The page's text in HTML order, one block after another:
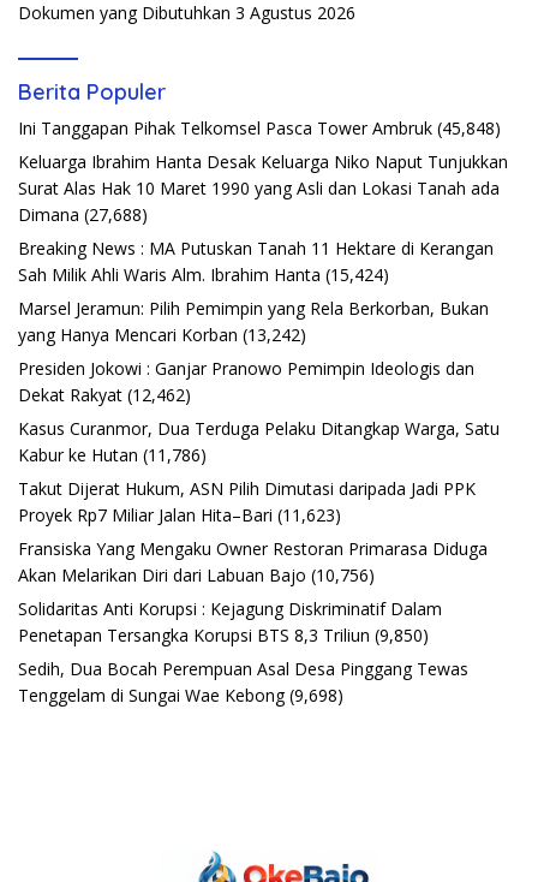
Dokumen yang Dibutuhkan 3 Agustus 2026
Berita Populer
Ini Tanggapan Pihak Telkomsel Pasca Tower Ambruk (45,848)
Keluarga Ibrahim Hanta Desak Keluarga Niko Naput Tunjukkan
Surat Alas Hak 10 Maret 1990 yang Asli dan Lokasi Tanah ada
Dimana (27,688)
Breaking News : MA Putuskan Tanah 11 Hektare di Kerangan
Sah Milik Ahli Waris Alm. Ibrahim Hanta (15,424)
Marsel Jeramun: Pilih Pemimpin yang Rela Berkorban, Bukan
yang Hanya Mencari Korban (13,242)
Presiden Jokowi : Ganjar Pranowo Pemimpin Ideologis dan
Dekat Rakyat (12,462)
Kasus Curanmor, Dua Terduga Pelaku Ditangkap Warga, Satu
Kabur ke Hutan (11,786)
Takut Dijerat Hukum, ASN Pilih Dimutasi daripada Jadi PPK
Proyek Rp7 Miliar Jalan Hita–Bari (11,623)
Fransiska Yang Mengaku Owner Restoran Primarasa Diduga
Akan Melarikan Diri dari Labuan Bajo (10,756)
Solidaritas Anti Korupsi : Kejagung Diskriminatif Dalam
Penetapan Tersangka Korupsi BTS 8,3 Triliun (9,850)
Sedih, Dua Bocah Perempuan Asal Desa Pinggang Tewas
Tenggelam di Sungai Wae Kebong (9,698)